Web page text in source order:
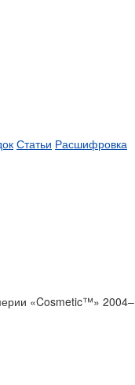
Статьи Расшифровка
«Cosmetic™» 2004–